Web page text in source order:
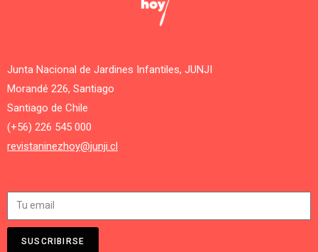
Junta Nacional de Jardines Infantiles, JUNJI
Morandé 226, Santiago
Santiago de Chile
(+56) 226 545 000
revistaninezhoy@junji.cl
SUSCRIBIRSE